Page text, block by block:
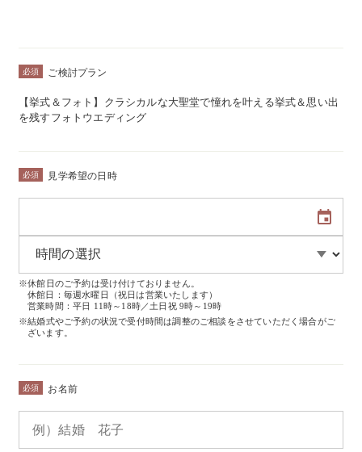
必須 ご検討プラン
【挙式＆フォト】クラシカルな大聖堂で憧れを叶える挙式＆思い出
を残すフォトウエディング
必須 見学希望の日時
※休館日のご予約は受け付けておりません。
休館日：毎週水曜日（祝日は営業いたします）
営業時間：平日 11時～18時／土日祝 9時～19時
※結婚式やご予約の状況で受付時間は調整のご相談をさせていただく場合がご
ざいます。
必須 お名前